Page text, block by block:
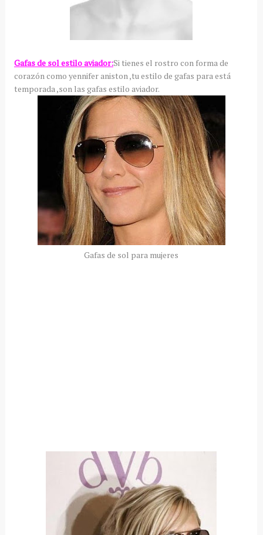
Gafas de sol estilo aviador:Si tienes el rostro con forma de
corazón como yennifer aniston ,tu estilo de gafas para está
temporada ,son las gafas estilo aviador.
Gafas de sol para mujeres